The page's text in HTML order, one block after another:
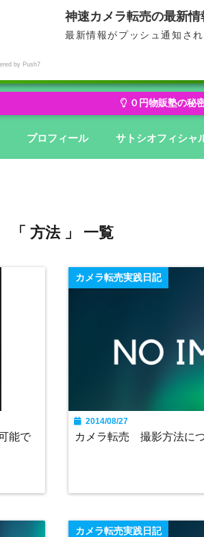
せどり・転売から物販に
無在庫から億
０円物販塾の秘
プロフィール サトシオフィシャ
「 方法 」 一覧
能で
カメラ転売実践日記
2014/08/27
カメラ転売 撮影方法につ
カメラ転売実践日記
神速カメラ転売の最新
最新情報がプッシュ通知さ
by Push7